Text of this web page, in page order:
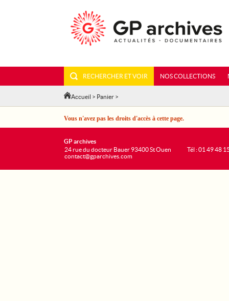
RECHERCHER ET VOIR NOS COLLECTIONS
Accueil > Panier >
Vous n'avez pas les droits d'accès à cette page.
GP archives
24 rue du docteur Bauer 93400 St Ouen
contact@gparchives.com
Tél : 01 49 48